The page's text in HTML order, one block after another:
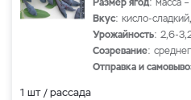
Вкус: кисло-
Урожайность: 2,6-
Созревание:
Отправка и
1 шт / рассада